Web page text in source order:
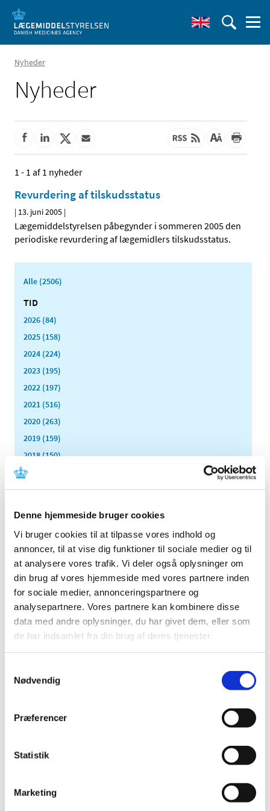
Denne hjemmeside bruger cookies
Vi bruger cookies til at tilpasse vores indhold og
annoncer, til at vise dig funktioner til sociale medier og til
at analysere vores trafik. Vi deler også oplysninger om
din brug af vores hjemmeside med vores partnere inden
for sociale medier, annonceringspartnere og
analysepartnere. Vores partnere kan kombinere disse
data med andre oplysninger, du har givet dem, eller som
de har indsamlet fra din brug af deres tjenester.
Nødvendig
Præferencer
Statistik
Marketing
Nyheder
Nyheder
1 - 1 af 1 nyheder
Revurdering af tilskudsstatus
| 13. juni 2005 |
Lægemiddelstyrelsen påbegynder i sommeren 2005 den
periodiske revurdering af lægemidlers tilskudsstatus.
Alle (2506)
TID
2026 (84)
2025 (158)
2024 (224)
2023 (195)
2022 (197)
2021 (516)
2020 (263)
2019 (159)
2018 (150)
2017 (167)
2016 (167)
2014 (44)
2013 (49)
2012 (44)
2011 (13)
2010 (7)
2009 (14)
2008 (8)
2007 (3)
2005 (2)
Meddelelser om forsyning af medicin til mennesker og dyr
Sikkerhedsmeddelelser om medicinsk udstyr